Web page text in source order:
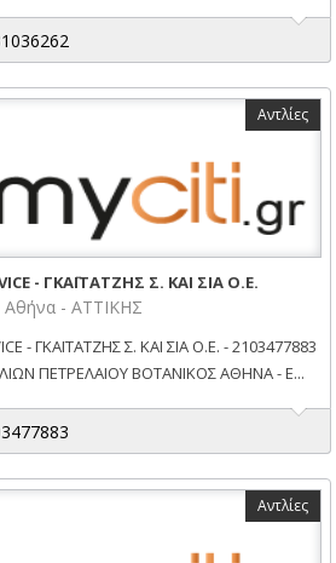
Αντλίες
- ΓΚΑΪΤΑΤΖΗΣ Σ. ΚΑΙ ΣΙΑ Ο.Ε.
Αθήνα - ΑΤΤΙΚΗΣ
- ΓΚΑΪΤΑΤΖΗΣ Σ. ΚΑΙ ΣΙΑ Ο.Ε. - 2103477883
ΠΕΤΡΕΛΑΙΟΥ ΒΟΤΑΝΙΚΟΣ ΑΘΗΝΑ - Ε...
Αντλίες